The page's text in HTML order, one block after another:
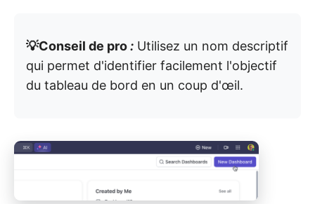
💡Conseil de pro: Utilisez un nom descriptif
qui permet d'identifier facilement l'objectif
du tableau de bord en un coup d'œil.